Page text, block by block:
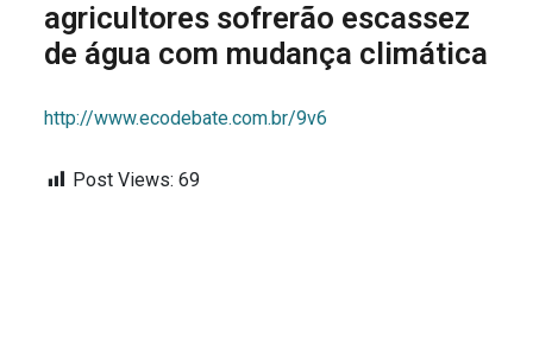
agricultores sofrerão escassez
de água com mudança climática
http://www.ecodebate.com.br/9v6
Post Views: 69